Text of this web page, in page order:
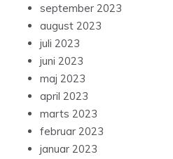
september 2023
august 2023
juli 2023
juni 2023
maj 2023
april 2023
marts 2023
februar 2023
januar 2023